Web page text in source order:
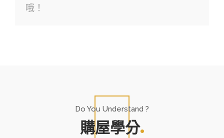
哦！
Do You Understand ?
購屋學分